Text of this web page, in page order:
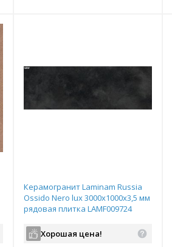
Керамогранит Laminam Russia
Ossido Nero lux 3000х1000х3,5 мм
рядовая плитка LAMF009724
Хорошая цена!